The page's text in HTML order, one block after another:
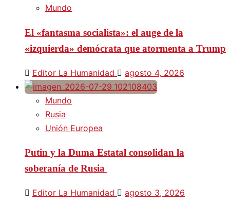
Mundo
El «fantasma socialista»: el auge de la
«izquierda» demócrata que atormenta a Trump
Editor La Humanidad agosto 4, 2026
Mundo
Rusia
Unión Europea
Putin y la Duma Estatal consolidan la
soberanía de Rusia
Editor La Humanidad agosto 3, 2026